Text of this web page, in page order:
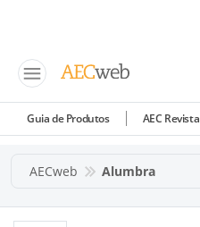
Guia de Produtos AEC Revista
AECweb Alumbra